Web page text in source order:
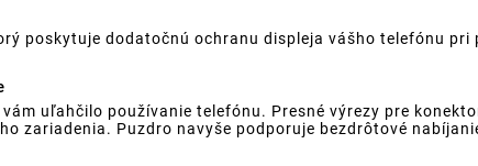
poskytuje dodatočnú ochranu displeja vášho telefónu
uľahčilo používanie telefónu. Presné výrezy pre
zariadenia. Puzdro navyše podporuje bezdrôtové